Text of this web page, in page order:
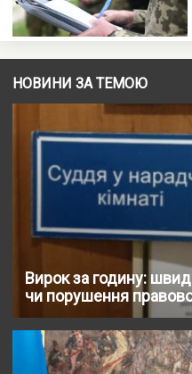
НОВИНИ ЗА ТЕМОЮ
Вирок за годину:
чи порушення